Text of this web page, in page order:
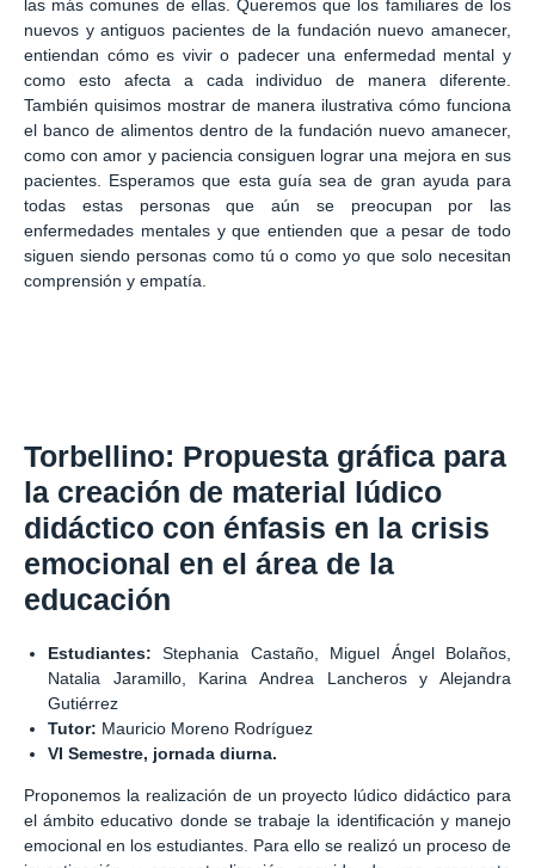
las más comunes de ellas. Queremos que los familiares de los
nuevos y antiguos pacientes de la fundación nuevo amanecer,
entiendan cómo es vivir o padecer una enfermedad mental y
como esto afecta a cada individuo de manera diferente.
También quisimos mostrar de manera ilustrativa cómo funciona
el banco de alimentos dentro de la fundación nuevo amanecer,
como con amor y paciencia consiguen lograr una mejora en sus
pacientes. Esperamos que esta guía sea de gran ayuda para
todas estas personas que aún se preocupan por las
enfermedades mentales y que entienden que a pesar de todo
siguen siendo personas como tú o como yo que solo necesitan
comprensión y empatía.
Torbellino: Propuesta gráfica para
la creación de material lúdico
didáctico con énfasis en la crisis
emocional en el área de la
educación
Estudiantes:Stephania Castaño, Miguel Ángel Bolaños,
Natalia Jaramillo, Karina Andrea Lancheros y Alejandra
Gutiérrez
Tutor: Mauricio Moreno Rodríguez
VI Semestre, jornada diurna.
Proponemos la realización de un proyecto lúdico didáctico para
el ámbito educativo donde se trabaje la identificación y manejo
emocional en los estudiantes. Para ello se realizó un proceso de